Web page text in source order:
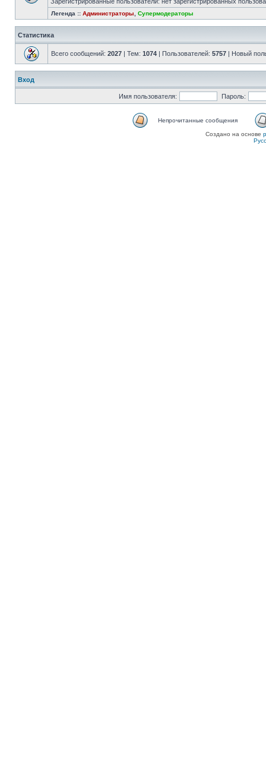
Легенда :: Администраторы Супермодераторы
Статистика
Всего сообщений: 2027 | Тем: 1074 | Пользователей: 5757 | Новый
Вход
Имя пользователя: Пароль:
Непрочитанные сообщения
Создано на основе